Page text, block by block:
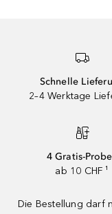
Schnelle
2–4 Werktage
4 Gratis-
ab 10 CHF ¹
Die Bestellung darf